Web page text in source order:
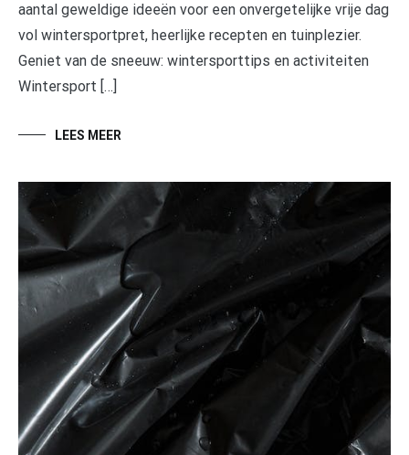
aantal geweldige ideeën voor een onvergetelijke vrije dag
vol wintersportpret, heerlijke recepten en tuinplezier.
Geniet van de sneeuw: wintersporttips en activiteiten
Wintersport […]
LEES MEER